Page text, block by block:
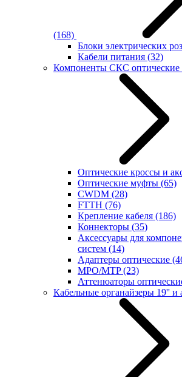
(168)
Блоки электрических
Кабели питания (32)
Компоненты СКС оптические
Оптические кроссы и
Оптические муфты (65)
CWDM (28)
FTTH (76)
Крепление кабеля (186)
Коннекторы (35)
Аксессуары для
систем (14)
Адаптеры оптические
MPO/MTP(23)
Аттенюаторы
Кабельные органайзеры 19'' и